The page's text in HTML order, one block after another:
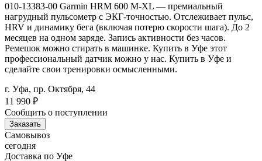
010-13383-00 Garmin HRM 600 M-XL — премиальный
нагрудный пульсометр с ЭКГ-точностью. Отслеживает пульс,
HRV и динамику бега (включая потерю скорости шага). До 2
месяцев на одном заряде. Запись активности без часов.
Ремешок можно стирать в машинке. Купить в Уфе этот
профессиональный датчик можно у нас. Купить в Уфе и
сделайте свои тренировки осмысленными.
г. Уфа, пр. Октября, 44
11 990 ₽
Сообщить о поступлении
Заказать
Самовывоз
сегодня
Доставка по Уфе